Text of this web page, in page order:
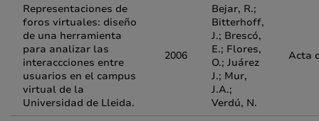
Representaciones de
foros virtuales: diseño
de una herramienta
para analizar las
interaccciones entre
usuarios en el campus
virtual de la
Universidad de Lleida.
2006
Bejar, R.;
Bitterhoff,
J.; Brescó,
E.; Flores,
O.; Juárez
J.; Mur,
J.A.;
Verdú, N.
Acta